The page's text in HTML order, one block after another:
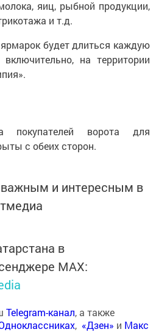
яиц, рыбной продукции,
и т.д.
будет длиться каждую
на территории
покупателей ворота для
с обеих сторон.
и интересным в
в
MАХ:
Telegram-канал, а также
, «Дзен» и Макс